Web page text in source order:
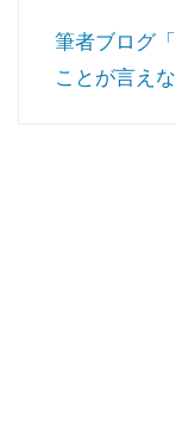
筆者ブログ
ことが言え